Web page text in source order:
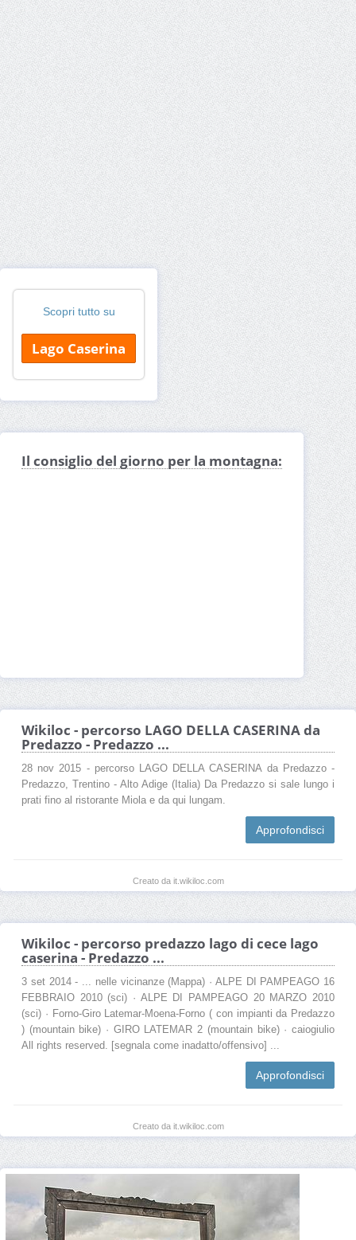
Scopri tutto su
Lago Caserina
Il consiglio del giorno per la montagna:
Wikiloc - percorso LAGO DELLA CASERINA da
Predazzo - Predazzo ...
28 nov 2015 - percorso LAGO DELLA CASERINA da Predazzo -
Predazzo, Trentino - Alto Adige (Italia) Da Predazzo si sale lungo i
prati fino al ristorante Miola e da qui lungam.
Approfondisci
Creato da it.wikiloc.com
Wikiloc - percorso predazzo lago di cece lago
caserina - Predazzo ...
3 set 2014 - ... nelle vicinanze (Mappa) · ALPE DI PAMPEAGO 16
FEBBRAIO 2010 (sci) · ALPE DI PAMPEAGO 20 MARZO 2010
(sci) · Forno-Giro Latemar-Moena-Forno ( con impianti da Predazzo
) (mountain bike) · GIRO LATEMAR 2 (mountain bike) · caiogiulio
All rights reserved. [segnala come inadatto/offensivo] ...
Approfondisci
Creato da it.wikiloc.com